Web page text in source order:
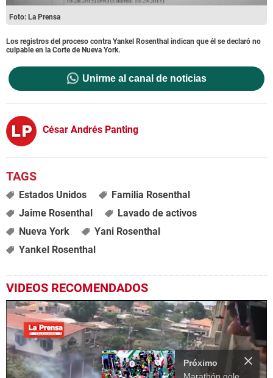
Foto: La Prensa
Los registros del proceso contra Yankel Rosenthal indican que él se declaró no
culpable en la Corte de Nueva York.
Unirme al canal de noticias
César Andrés Panting
Estados Unidos
Familia Rosenthal
Jaime Rosenthal
Lavado de activos
Nueva York
Yani Rosenthal
Yankel Rosenthal
VIDEOS RECOMENDADOS
Más Videos
03:48
Próximo en 10
07:36
3.Llegada del Olimpia al estadio Yankel Rosenthal